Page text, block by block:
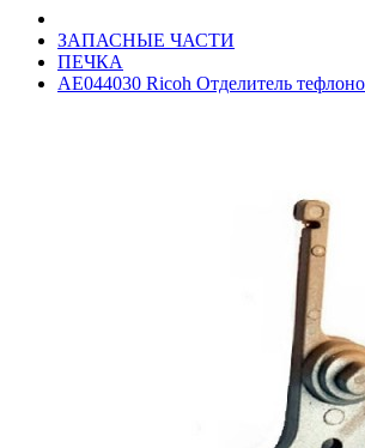
ЗАПАСНЫЕ ЧАСТИ
ПЕЧКА
AE044030 Ricoh Отделитель